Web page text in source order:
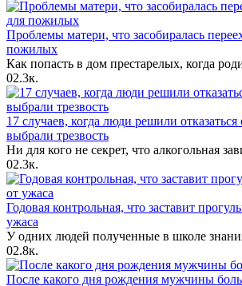
Проблемы матери, что засобиралась
пожилых
Как попасть в дом престарелых, когда
02.3к.
17 случаев, когда люди решили отказаться
выбрали трезвость
Ни для кого не секрет, что алкогольная
02.3к.
Годовая контрольная, что заставит
ужаса
У одних людей полученные в школе
02.8к.
После какого дня рождения мужчины